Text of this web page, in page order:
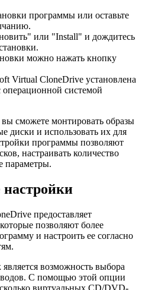
программы или оставьте
или "Install" и дождитесь
можно нажать кнопку
Virtual CloneDrive установлена
системой
сможете монтировать образы
диски и использовать их для
программы позволяют
настраивать количество
параметры.
настройки
предоставляет
позволяют более
и настроить ее согласно
возможность выбора
С помощью этой опции
виртуальных CD/DVD-